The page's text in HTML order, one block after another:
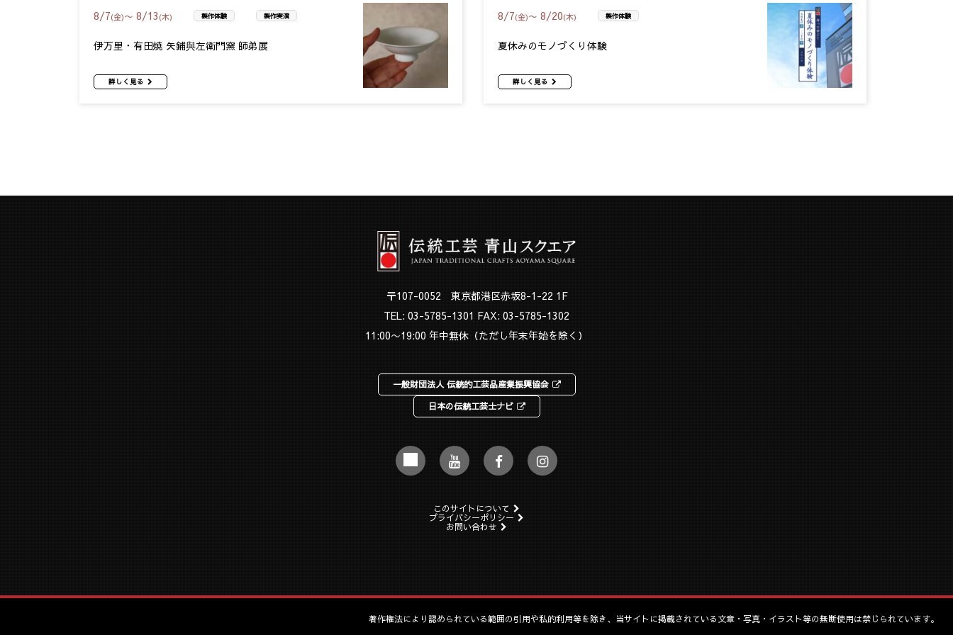
8/7(金)〜 8/13 (木) 製作体験 製作実演
伊万里・有田焼 矢鋪與左衛門窯 師弟展
詳しく見る
8/7(金)〜 8/20(木) 製作体験
夏休みのモノづくり体験
詳しく見る
〒107-0052 東京都港区赤坂8-1-22 1F
TEL: 03-5785-1301 FAX: 03-5785-1302
11:00〜19:00 年中無休（ただし年末年始を除く）
一般財団法人 伝統的工芸品産業振興協会
日本の伝統工芸士ナビ
このサイトについて
プライバシーポリシー
お問い合わせ
著作権法により認められている範囲の引用や私的利用等を除き、当サイトに掲載されている文章・写真・イラスト等の無断使用は禁じられています。